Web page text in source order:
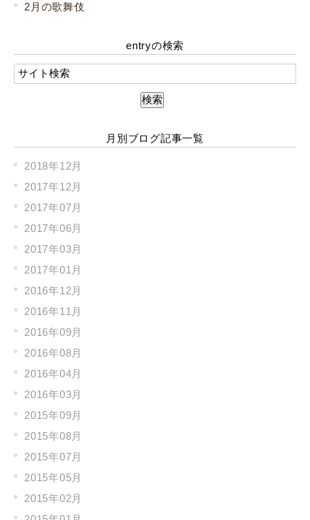
2月の歌舞伎
entryの検索
月別ブログ記事一覧
2018年12月
2017年12月
2017年07月
2017年06月
2017年03月
2017年01月
2016年12月
2016年11月
2016年09月
2016年08月
2016年04月
2016年03月
2015年09月
2015年08月
2015年07月
2015年05月
2015年02月